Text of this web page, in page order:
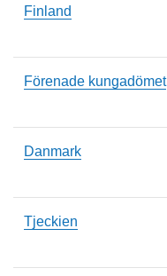
Finland
Förenade kungadömet
Danmark
Tjeckien